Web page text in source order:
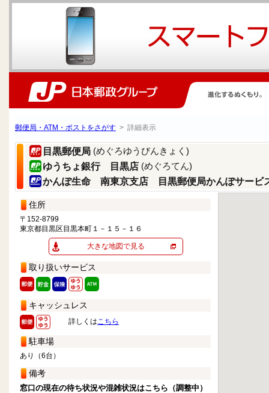
郵便局・ATM・ポストをさがす > 詳細表示
目黒郵便局 (めぐろゆうびんきょく)
ゆうちょ銀行 目黒店 (めぐろてん)
かんぽ生命 南東京支店 目黒郵便局かんぽサービ
住所
〒152-8799
東京都目黒区目黒本町１－１５－１６
大きな地図で見る
取り扱いサービス
キャッシュレス
詳しくはこちら
駐車場
あり（6台）
備考
窓口の現在の待ち状況や混雑状況はこちら（調整中）